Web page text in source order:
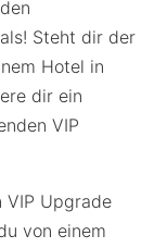
Steht dir der
Hotel in
dir ein
VIP
VIP Upgrade
von einem